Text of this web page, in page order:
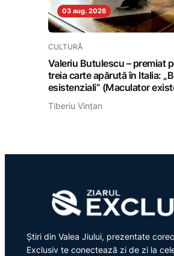
03 aug. 2026
CULTURĂ
Valeriu Butulescu – premiat
treia carte apărută în Italia:
esistenziali” (Maculator
Tiberiu Vințan
Știri din Valea Jiului, prezentate
Exclusiv te conectează zi de zi la